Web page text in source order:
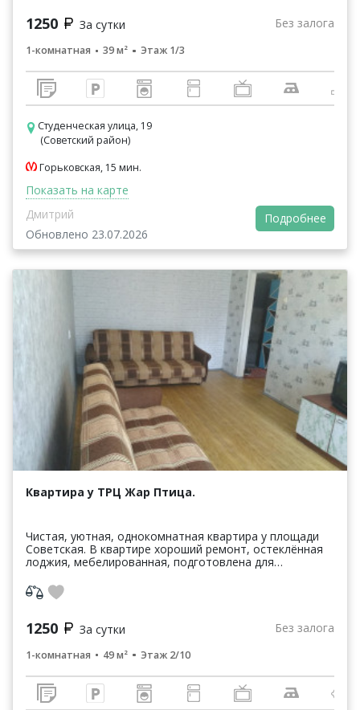
1250 За сутки Без залога
1-комнатная 39 м² Этаж 1/3
Студенческая улица, 19
(Советский район)
Горьковская, 15 мин.
Показать на карте
Дмитрий
Обновлено 23.07.2026
Подробнее
Квартира у ТРЦ Жар Птица.
Чистая, уютная, однокомнатная квартира у площади
Советская. В квартире хороший ремонт, остеклённая
лоджия, мебелированная, подготовлена для
гигиены. ...
1250 За сутки Без залога
1-комнатная 49 м² Этаж 2/10